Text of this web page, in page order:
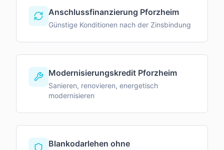
Anschlussfinanzierung Pforzheim
Günstige Konditionen nach der Zinsbindung
Modernisierungskredit Pforzheim
Sanieren, renovieren, energetisch
modernisieren
Blankodarlehen ohne